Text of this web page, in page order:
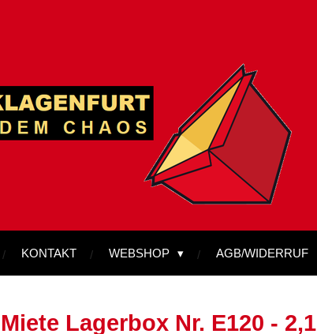
KONTAKT WEBSHOP AGB/WIDERRUF
Miete Lagerbox Nr. E120 - 2,1